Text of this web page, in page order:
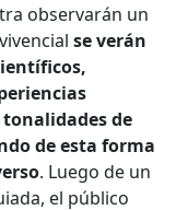
observarán un
se verán
de
de esta forma
. Luego de un
el público